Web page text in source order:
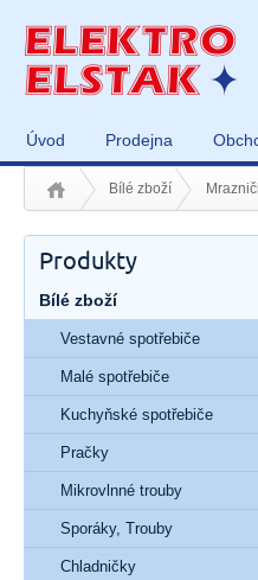
Úvod Prodejna
Bílé zboží
Produkty
Bílé zboží
Vestavné spotřebiče
Malé spotřebiče
Kuchyňské spotřebiče
Pračky
Mikrovlnné trouby
Sporáky, Trouby
Chladničky